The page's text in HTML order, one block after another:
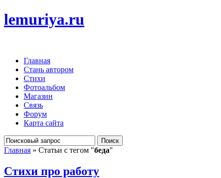
lemuriya.ru
Главная
Стань автором
Стихи
Фотоальбом
Магазин
Связь
Форум
Карта сайта
Главная » Статьи с тегом "беда"
Стихи про работу